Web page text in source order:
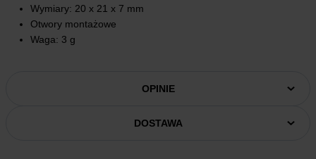
Wymiary: 20 x 21 x 7 mm
Otwory montażowe
Waga: 3 g
OPINIE
DOSTAWA